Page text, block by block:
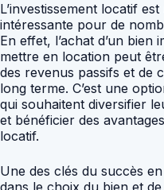
L’investissement locatif
intéressante pour de
En effet, l’achat d’un bien
mettre en location peut
des revenus passifs et de
long terme. C’est une
qui souhaitent diversifier
et bénéficier des
locatif.
Une des clés du succès
dans le choix du bien et